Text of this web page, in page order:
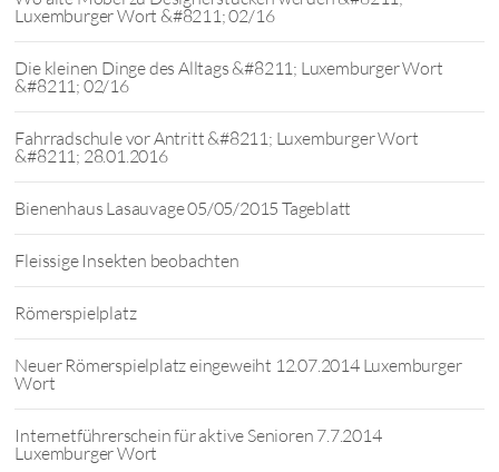
Luxemburger Wort &#8211; 02/16
Die kleinen Dinge des Alltags &#8211; Luxemburger Wort
&#8211; 02/16
Fahrradschule vor Antritt &#8211; Luxemburger Wort
&#8211; 28.01.2016
Bienenhaus Lasauvage 05/05/2015 Tageblatt
Fleissige Insekten beobachten
Römerspielplatz
Neuer Römerspielplatz eingeweiht 12.07.2014 Luxemburger
Wort
Internetführerschein für aktive Senioren 7.7.2014
Luxemburger Wort